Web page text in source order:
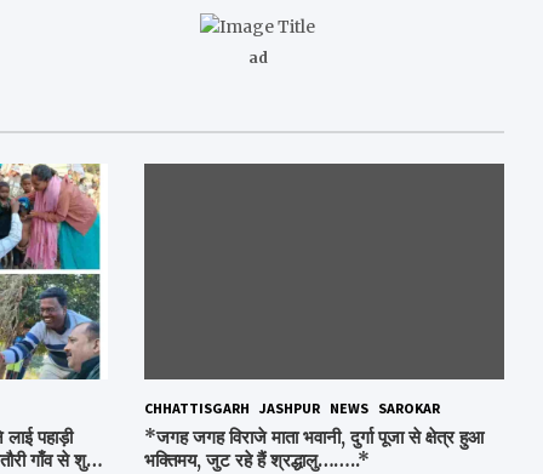
ad
पहाड़ी
गाँव से शुरु
CHHATTISGARH JASHPUR NEWS SAROKAR
*जगह जगह विराजे माता भवानी, दुर्गा पूजा से क्षेत्र हुआ
भक्तिमय, जुट रहे हैं श्रद्धालु……..*